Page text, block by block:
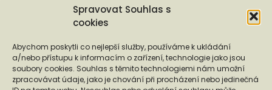
Spravovat Souhlas s
cookies
Abychom poskytli co nejlepší služby, používáme k ukládání
a/nebo přístupu k informacím o zařízení, technologie jako jsou
soubory cookies. Souhlas s těmito technologiemi nám umožní
zpracovávat údaje, jako je chování při procházení nebo jedinečná
Podporují nás...